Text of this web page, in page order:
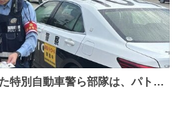
特別自動車警ら部隊は、パトロ
声掛けも行っています。写真
車警ら部隊が八代警察署管内の